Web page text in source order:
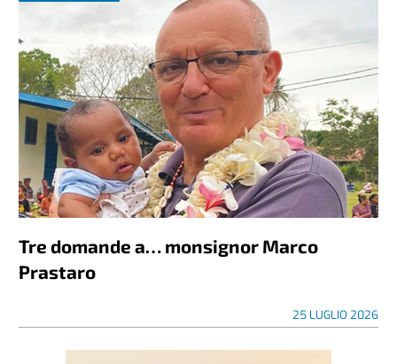
Tre domande a… monsignor Marco
Prastaro
25 LUGLIO 2026